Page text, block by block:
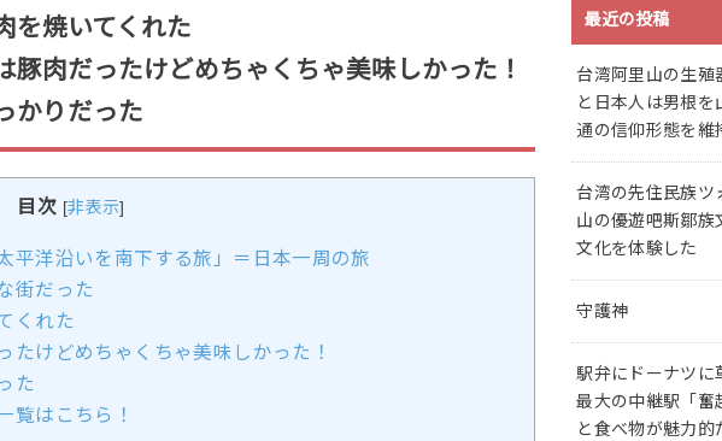
を焼いてくれた
肉だったけどめちゃくちゃ美味しかった！
かりだった
目次 [非表示]
平洋沿いを南下する旅」＝日本一周の旅
街だった
くれた
たけどめちゃくちゃ美味しかった！
た
覧はこちら！
最近の投稿
台湾阿里山の生殖
と日本人は男根を
通の信仰形態を維
台湾の先住民族ツ
山の優遊吧斯鄒族
文化を体験した
守護神
駅弁にドーナツに
最大の中継駅「奮
と食べ物が魅力的